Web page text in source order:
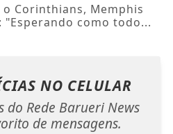
Corinthians, Memphis
como todo...
NO CELULAR
do Rede Barueri News
de mensagens.